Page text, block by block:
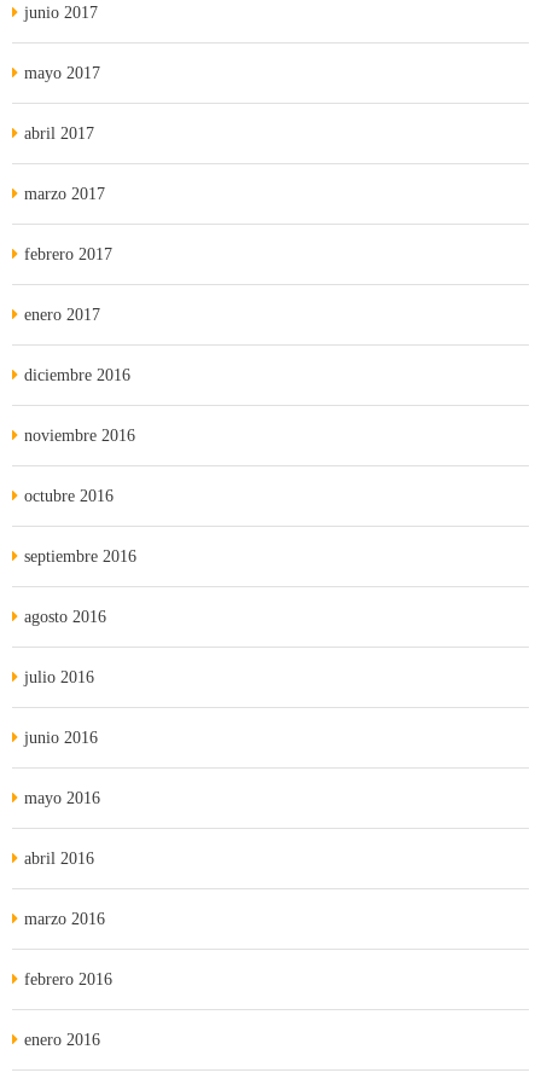
junio 2017
mayo 2017
abril 2017
marzo 2017
febrero 2017
enero 2017
diciembre 2016
noviembre 2016
octubre 2016
septiembre 2016
agosto 2016
julio 2016
junio 2016
mayo 2016
abril 2016
marzo 2016
febrero 2016
enero 2016